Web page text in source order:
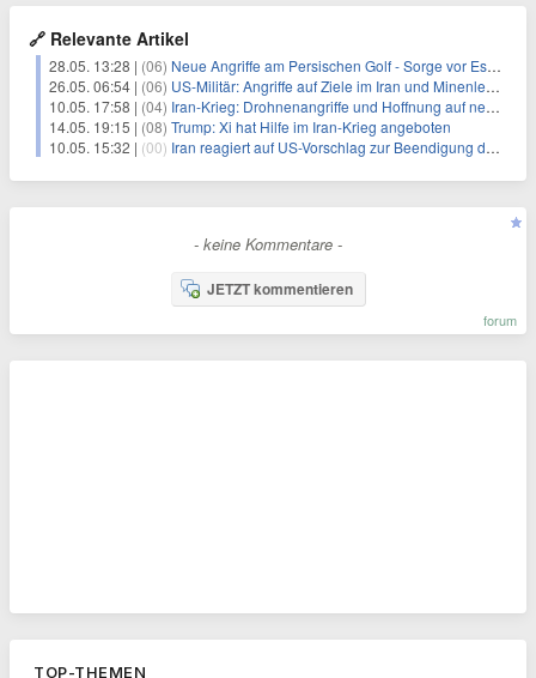
🔗 Relevante Artikel
28.05. 13:28 | (06) Neue Angriffe am Persischen Golf - Sorge vor Eskalation
26.05. 06:54 | (06) US-Militär: Angriffe auf Ziele im Iran und Minenleger-Boote
10.05. 17:58 | (04) Iran-Krieg: Drohnenangriffe und Hoffnung auf neues Treffen
14.05. 19:15 | (08) Trump: Xi hat Hilfe im Iran-Krieg angeboten
10.05. 15:32 | (00) Iran reagiert auf US-Vorschlag zur Beendigung des Krieges
- keine Kommentare -
JETZT kommentieren
forum
TOP-THEMEN